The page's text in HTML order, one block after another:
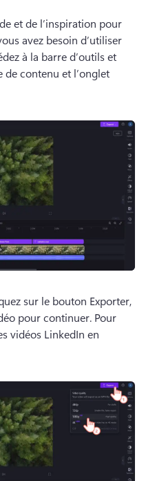
et de l’inspiration pour
avez besoin d’utiliser
à la barre d’outils et
de contenu et l’onglet
sur le bouton Exporter,
pour continuer. Pour
vidéos LinkedIn en